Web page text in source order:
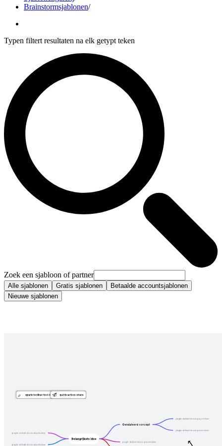
Brainstormsjablonen/
Typen filtert resultaten na elk getypt teken
Zoek een sjabloon of partner
Alle sjablonen Gratis sjablonen
Betaalde accountsjablonen
Nieuwe sjablonen